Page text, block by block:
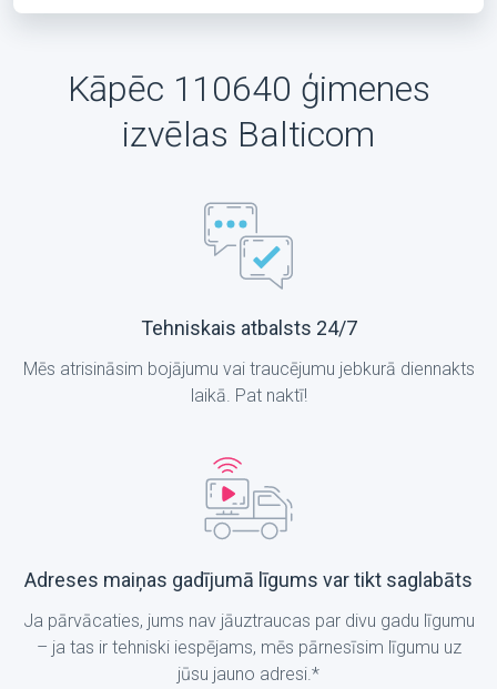
Kāpēc 110640 ģimenes
izvēlas Balticom
Tehniskais atbalsts 24/7
Mēs atrisināsim bojājumu vai traucējumu jebkurā diennakts
laikā. Pat naktī!
Adreses maiņas gadījumā līgums var tikt saglabāts
Ja pārvācaties, jums nav jāuztraucas par divu gadu līgumu
– ja tas ir tehniski iespējams, mēs pārnesīsim līgumu uz
jūsu jauno adresi.*